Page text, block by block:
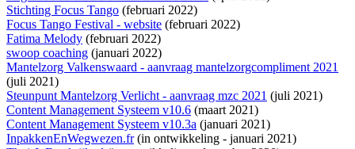
Stichting Focus Tango (februari 2022)
Focus Tango Festival - website (februari 2022)
Fatima Melody (februari 2022)
swoop coaching (januari 2022)
Mantelzorg Valkenswaard - aanvraag mantelzorgcompliment 2021
(juli 2021)
Steunpunt Mantelzorg Verlicht - aanvraag mzc 2021 (juli 2021)
Content Management Systeem v10.6 (maart 2021)
Content Management Systeem v10.3a (januari 2021)
InpakkenEnWegwezen.fr(in ontwikkeling - januari 2021)